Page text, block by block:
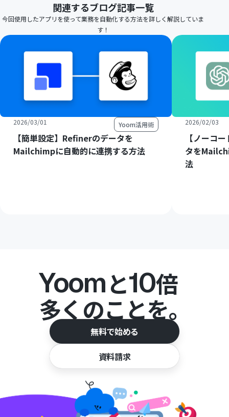
関連するブログ記事一覧
今回使用したアプリを使って業務を自動化する方法を詳しく解説していま
す！
2026/03/01 Yoom活用術
【簡単設定】Refinerのデータを
Mailchimpに自動的に連携する方法
2026/02/03
【ノーコ
タを
法
Yoomと10倍
多くのことを。
無料で始める
資料請求